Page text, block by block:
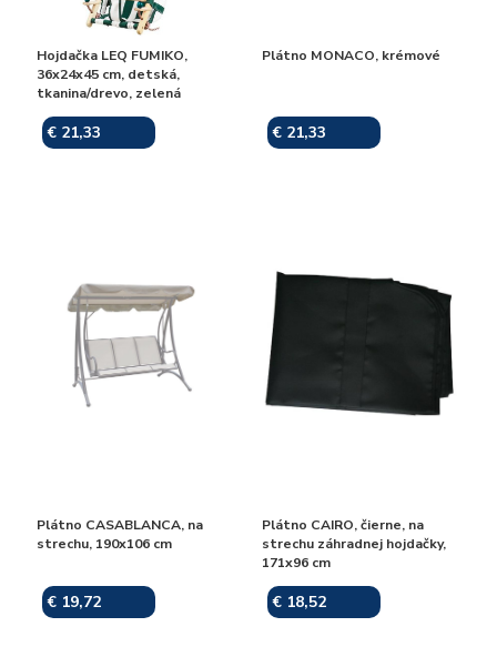
Hojdačka LEQ FUMIKO,
36x24x45 cm, detská,
tkanina/drevo, zelená
€ 21,33
Plátno MONACO, krémové
€ 21,33
Plátno CASABLANCA, na
strechu, 190x106 cm
€ 19,72
Plátno CAIRO, čierne, na
strechu záhradnej hojdačky,
171x96 cm
€ 18,52